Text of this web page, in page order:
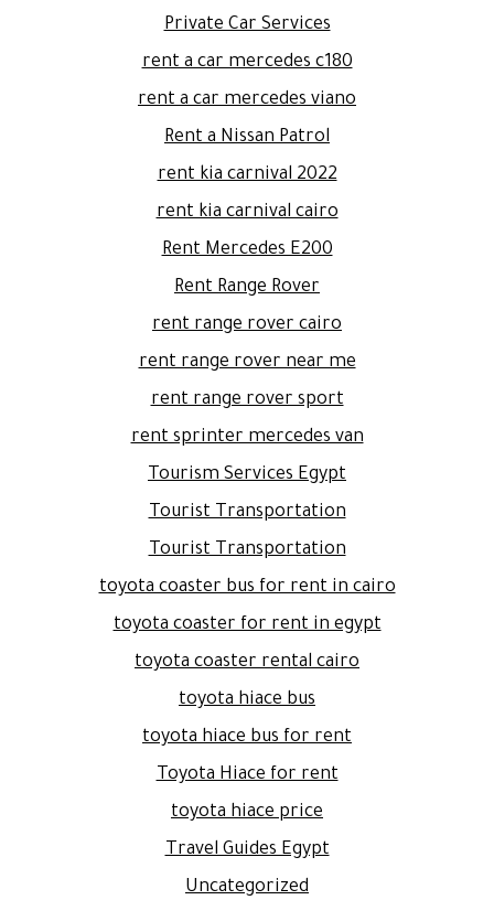
Private Car Services
rent a car mercedes c180
rent a car mercedes viano
Rent a Nissan Patrol
rent kia carnival 2022
rent kia carnival cairo
Rent Mercedes E200
Rent Range Rover
rent range rover cairo
rent range rover near me
rent range rover sport
rent sprinter mercedes van
Tourism Services Egypt
Tourist Transportation
Tourist Transportation
toyota coaster bus for rent in cairo
toyota coaster for rent in egypt
toyota coaster rental cairo
toyota hiace bus
toyota hiace bus for rent
Toyota Hiace for rent
toyota hiace price
Travel Guides Egypt
Uncategorized